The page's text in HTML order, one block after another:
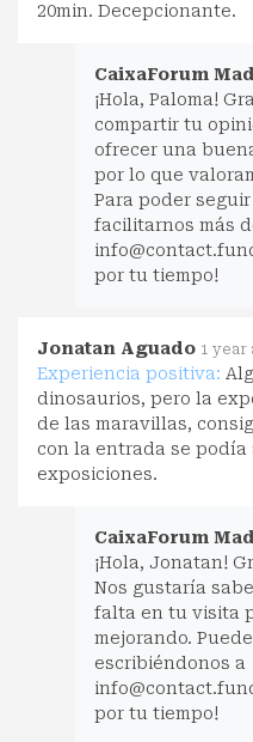
20min. Decepcionante.
CaixaForum
¡Hola, Paloma!
compartir tu
ofrecer una
por lo que
Para poder
facilitarnos más
por tu tiempo!
Jonatan Aguado 1 year
Experiencia positiva:
dinosaurios, pero la
de las maravillas,
con la entrada se podía
exposiciones.
CaixaForum
¡Hola, Jonatan!
Nos gustaría
falta en tu visita
mejorando.
escribiéndonos a
por tu tiempo!